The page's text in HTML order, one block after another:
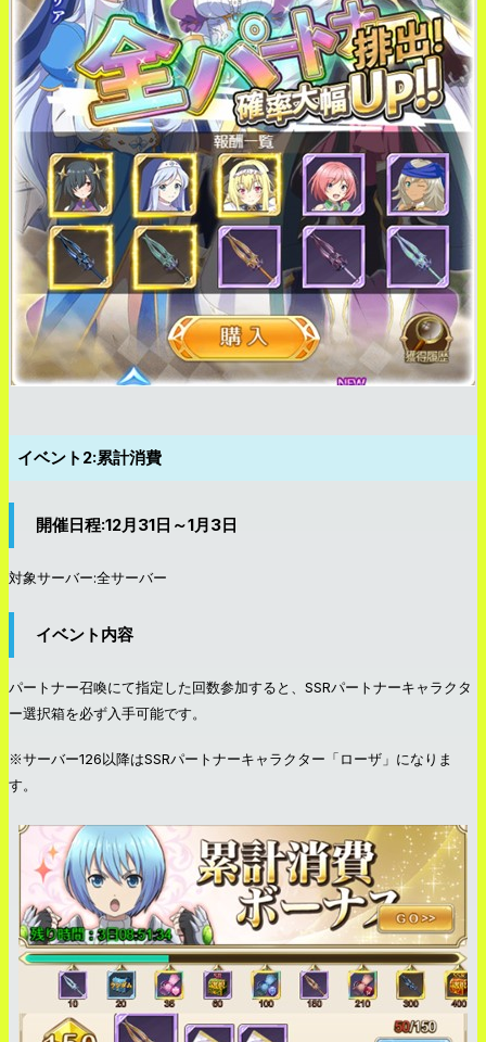
イベント2:累計消費
開催日程:12月31日～1月3日
対象サーバー:全サーバー
イベント内容
パートナー召喚にて指定した回数参加すると、SSRパートナーキャラクタ
ー選択箱を必ず入手可能です。
※サーバー126以降はSSRパートナーキャラクター「ローザ」になりま
す。